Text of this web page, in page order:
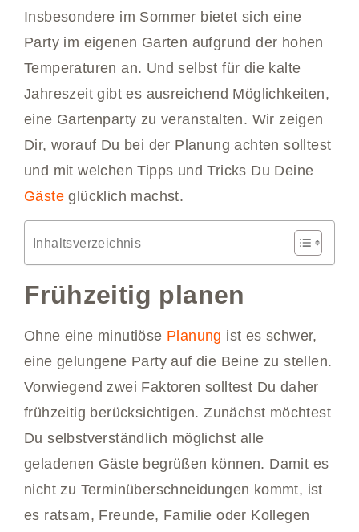
Insbesondere im Sommer bietet sich eine
Party im eigenen Garten aufgrund der hohen
Temperaturen an. Und selbst für die kalte
Jahreszeit gibt es ausreichend Möglichkeiten,
eine Gartenparty zu veranstalten. Wir zeigen
Dir, worauf Du bei der Planung achten solltest
und mit welchen Tipps und Tricks Du Deine
Gäste glücklich machst.
Inhaltsverzeichnis
Frühzeitig planen
Ohne eine minutiöse Planung ist es schwer,
eine gelungene Party auf die Beine zu stellen.
Vorwiegend zwei Faktoren solltest Du daher
frühzeitig berücksichtigen. Zunächst möchtest
Du selbstverständlich möglichst alle
geladenen Gäste begrüßen können. Damit es
nicht zu Terminüberschneidungen kommt, ist
es ratsam, Freunde, Familie oder Kollegen